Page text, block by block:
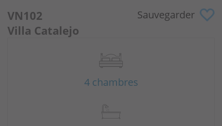
VN102
Villa Catalejo
Sauvegarder
4 chambres